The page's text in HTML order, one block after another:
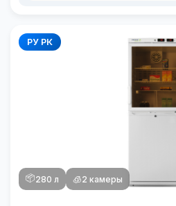
РУ РК
📦280 л 🧊2 камеры